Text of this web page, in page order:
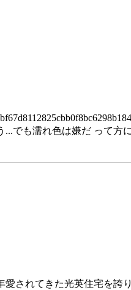
でも濡れ色は嫌だ って方
されてきた光英住宅を誇